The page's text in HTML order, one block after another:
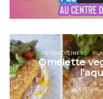
DES PROTÉINES !
Omelette
5 OCTOBRE